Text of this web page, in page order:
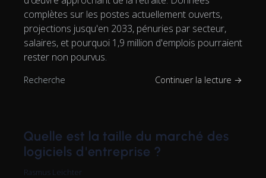
complètes sur les postes actuellement ouverts,
projections jusqu'en 2033, pénuries par secteur,
salaires, et pourquoi 1,9 million d'emplois pourraient
rester non pourvus.
Recherche Continuer la lecture →
Quelle est la taille du marché des
logiciels d'entreprise ?
Rasmus Leichter